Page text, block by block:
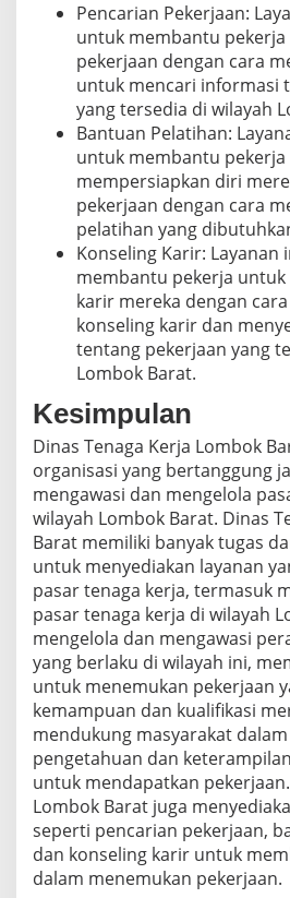
Pencarian Pekerjaan:
untuk membantu
pekerjaan dengan cara
untuk mencari informasi
yang tersedia di wilayah
Bantuan Pelatihan:
untuk membantu
mempersiapkan diri
pekerjaan dengan cara
pelatihan yang
Konseling Karir:
membantu pekerja
karir mereka dengan
konseling karir dan
tentang pekerjaan yang
Lombok Barat.
Kesimpulan
Dinas Tenaga Kerja Lombok
organisasi yang bertanggung
mengawasi dan mengelola
wilayah Lombok Barat. Dinas
Barat memiliki banyak tugas
untuk menyediakan layanan
pasar tenaga kerja, termasuk
pasar tenaga kerja di wilayah
mengelola dan mengawasi
yang berlaku di wilayah ini,
untuk menemukan pekerjaan
kemampuan dan kualifikasi
mendukung masyarakat
pengetahuan dan
untuk mendapatkan
Lombok Barat juga
seperti pencarian pekerjaan,
dan konseling karir untuk
dalam menemukan pekerjaan.